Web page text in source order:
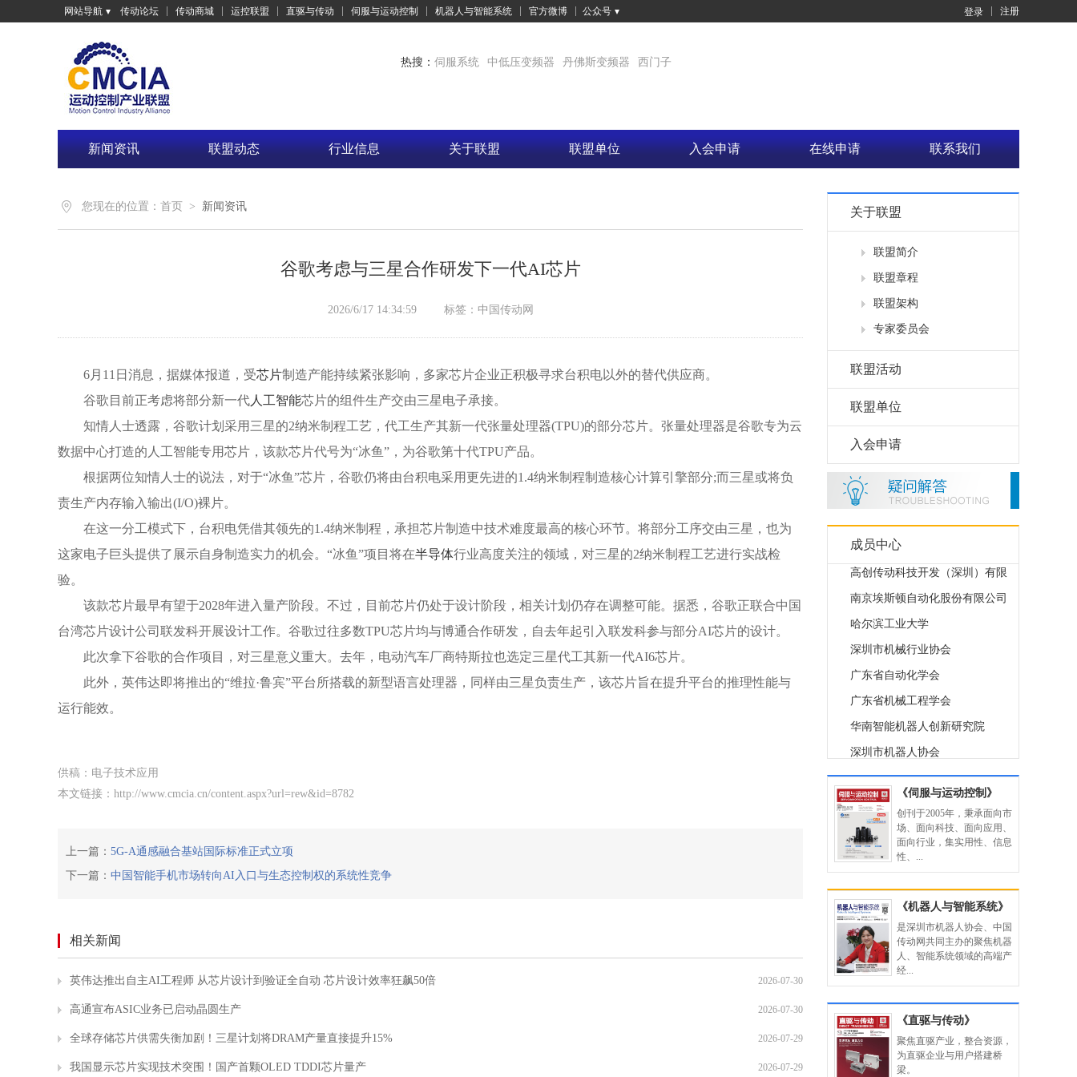
登录 注册
网站导航 传动论坛 传动商城 运控联盟 直驱与传动 伺服与运动控制 机器人与智能系统 官方微博 公众号
热搜： 伺服系统 中低压变频器 丹佛斯变频器 西门子
新闻资讯 联盟动态 行业信息 关于联盟 联盟单位 入会申请 在线申请 联系我们
您现在的位置： 首页 > 新闻资讯
谷歌考虑与三星合作研发下一代AI芯片
2026/6/17 14:34:59 标签： 中国传动网
6月11日消息，据媒体报道，受芯片制造产能持续紧张影响，多家芯片企业正积极寻求台积电以外的替代供应商。
谷歌目前正考虑将部分新一代 人工智能芯片的组件生产交由三星电子承接。
知情人士透露，谷歌计划采用三星的2纳米制程工艺，代工生产其新一代张量处理器(TPU)的部分芯片。张量处理器是谷歌专为云
数据中心打造的人工智能专用芯片，该款芯片代号为“冰鱼”，为谷歌第十代TPU产品。
根据两位知情人士的说法，对于“冰鱼”芯片，谷歌仍将由台积电采用更先进的1.4纳米制程制造核心计算引擎部分;而三星或将负
责生产内存输入输出(I/O)裸片。
在这一分工模式下，台积电凭借其领先的1.4纳米制程，承担芯片制造中技术难度最高的核心环节。将部分工序交由三星，也为
这家电子巨头提供了展示自身制造实力的机会。“冰鱼”项目将在半导体行业高度关注的领域，对三星的2纳米制程工艺进行实战检
验。
该款芯片最早有望于2028年进入量产阶段。不过，目前芯片仍处于设计阶段，相关计划仍存在调整可能。据悉，谷歌正联合中国
台湾芯片设计公司联发科开展设计工作。谷歌过往多数TPU芯片均与博通合作研发，自去年起引入联发科参与部分AI芯片的设计。
此次拿下谷歌的合作项目，对三星意义重大。去年，电动汽车厂商特斯拉也选定三星代工其新一代AI6芯片。
此外，英伟达即将推出的“维拉·鲁宾”平台所搭载的新型语言处理器，同样由三星负责生产，该芯片旨在提升平台的推理性能与
运行能效。
供稿： 电子技术应用
本文链接： http://www.cmcia.cn/content.aspx?url=rew&id=8782
上一篇： 5G-A通感融合基站国际标准正式立项
下一篇： 中国智能手机市场转向AI入口与生态控制权的系统性竞争
相关新闻
2026-07-30
英伟达推出自主AI工程师 从芯片设计到验证全自动 芯片设计效率狂飙50倍
2026-07-30
高通宣布ASIC业务已启动晶圆生产
2026-07-29
全球存储芯片供需失衡加剧！三星计划将DRAM产量直接提升15%
2026-07-29
我国显示芯片实现技术突围！国产首颗OLED TDDI芯片量产
关于联盟
联盟简介
联盟章程
联盟架构
专家委员会
联盟活动
联盟单位
入会申请
成员中心
上海会通自动化科技发展有限公
中达电通股份有限公司
长春禹衡光学有限公司
广东美的智能科技有限公司
高创传动科技开发（深圳）有限
南京埃斯顿自动化股份有限公司
哈尔滨工业大学
深圳市机械行业协会
广东省自动化学会
广东省机械工程学会
华南智能机器人创新研究院
深圳市机器人协会
深圳众为兴技术股份有限公司
南京诚达运动控制系统有限公司
常州精纳电机有限公司
杭州之山智控技术有限公司
杭州中达电机有限公司
杭州日鼎控制技术有限公司
杭州米格电机有限公司
上海新时达电气股份有限公司
上海登奇机电技术有限公司
上海三竹机电设备有限公司
深圳市艾而特工业自动化设备有
《伺服与运动控制》
创刊于2005年，秉承面向市
场、面向科技、面向应用、
面向行业，集实用性、信息
性、...
《机器人与智能系统》
是深圳市机器人协会、中国
传动网共同主办的聚焦机器
人、智能系统领域的高端产
经...
《直驱与传动》
聚焦直驱产业，整合资源，
为直驱企业与用户搭建桥
梁。